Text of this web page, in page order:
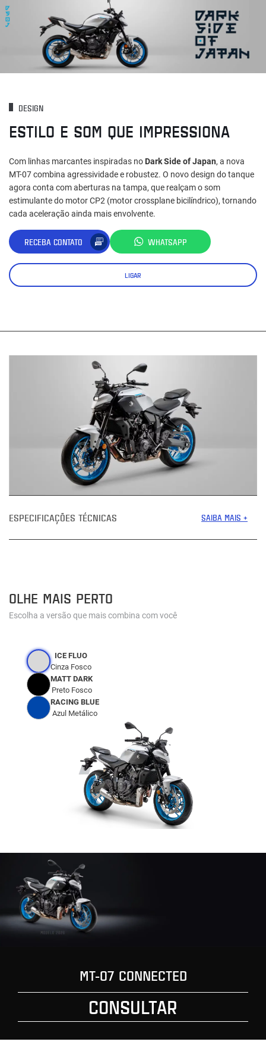
DESIGN
ESTILO E SOM QUE IMPRESSIONA
Com linhas marcantes inspiradas no Dark Side of Japan, a nova
MT-07 combina agressividade e robustez. O novo design do tanque
agora conta com aberturas na tampa, que realçam o som
estimulante do motor CP2 (motor crossplane bicilíndrico), tornando
cada aceleração ainda mais envolvente.
RECEBA CONTATO WHATSAPP
LIGAR
ESPECIFICAÇÕES TÉCNICAS SAIBA MAIS +
OLHE MAIS PERTO
Escolha a versão que mais combina com você
ICE FLUO
Cinza Fosco
MATT DARK
Preto Fosco
RACING BLUE
Azul Metálico
MT-07 CONNECTED
CONSULTAR